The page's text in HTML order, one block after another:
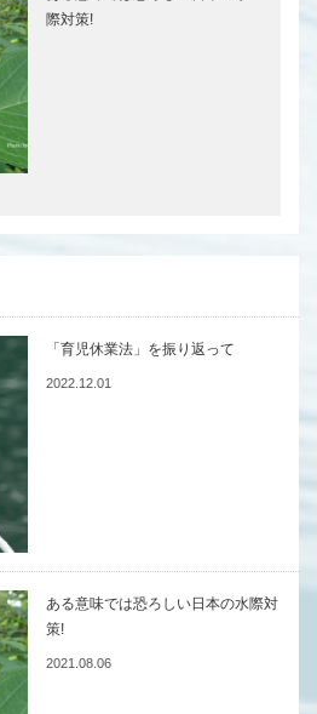
際対策!
「育児休業法」を振り返って
2022.12.01
ある意味では恐ろしい日本の水際対
策!
2021.08.06